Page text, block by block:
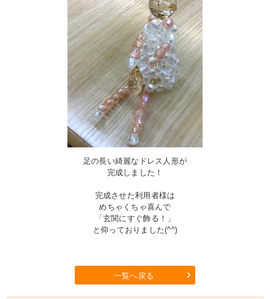
足の長い綺麗なドレス人形が
完成しました！
完成させた利用者様は
めちゃくちゃ喜んで
「玄関にすぐ飾る！」
と仰っておりました(^^)
一覧へ戻る